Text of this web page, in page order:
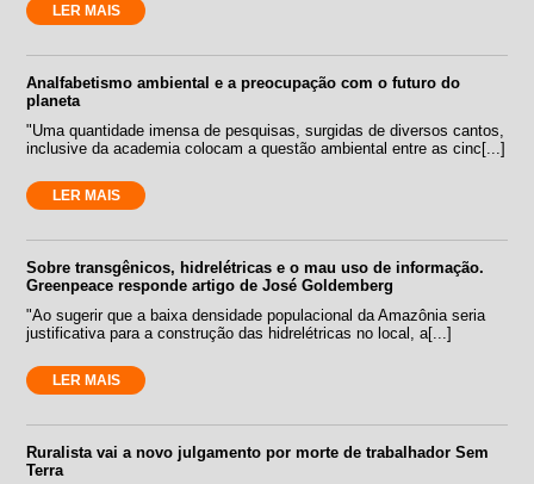
LER MAIS
Analfabetismo ambiental e a preocupação com o futuro do
planeta
"Uma quantidade imensa de pesquisas, surgidas de diversos cantos,
inclusive da academia colocam a questão ambiental entre as cinc[...]
LER MAIS
Sobre transgênicos, hidrelétricas e o mau uso de informação.
Greenpeace responde artigo de José Goldemberg
"Ao sugerir que a baixa densidade populacional da Amazônia seria
justificativa para a construção das hidrelétricas no local, a[...]
LER MAIS
Ruralista vai a novo julgamento por morte de trabalhador Sem
Terra